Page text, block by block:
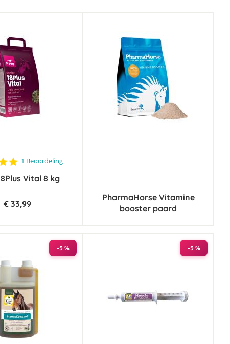
5.0
rating
1 Beoordeling
Vital 8 kg
€ 33,99
PharmaHorse Vitamine
booster paard
-5 % -5 %